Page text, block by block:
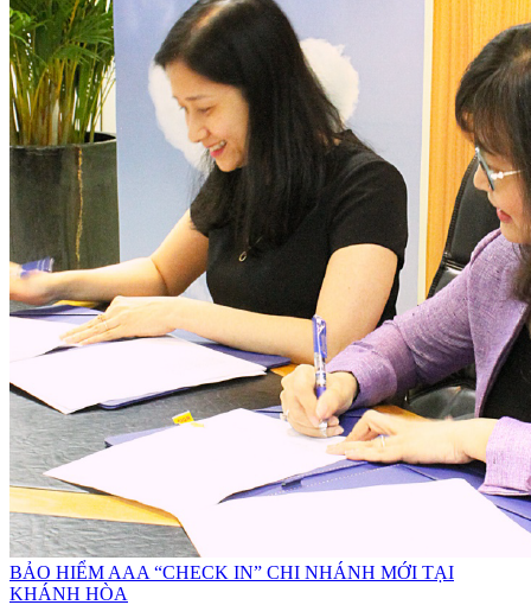
BẢO HIỂM AAA “CHECK IN” CHI NHÁNH MỚI TẠI
KHÁNH HÒA